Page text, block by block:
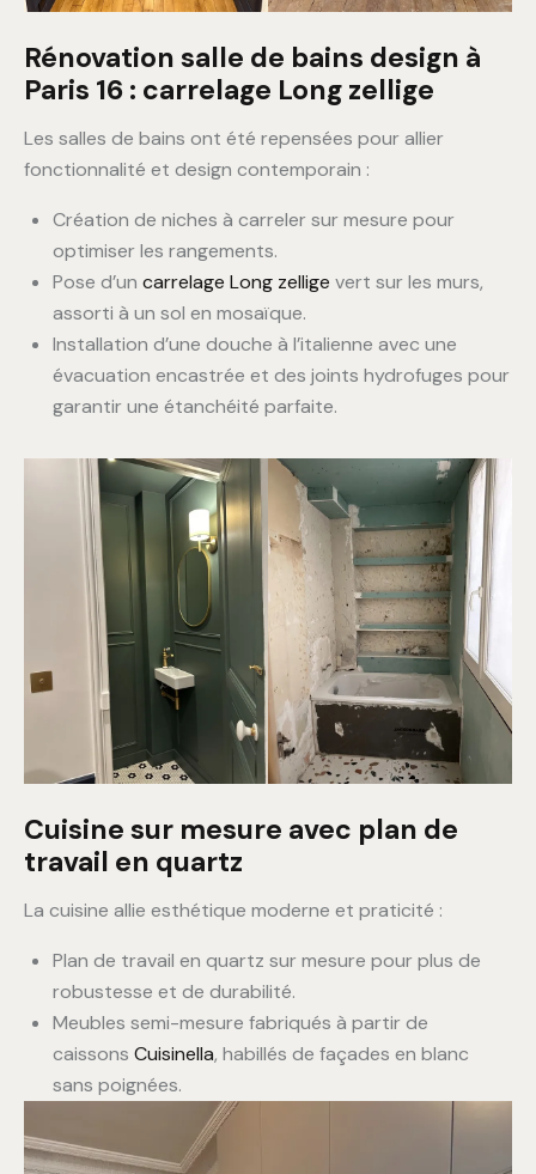
Rénovation salle de bains design à
Paris 16 : carrelage Long zellige
Les salles de bains ont été repensées pour allier
fonctionnalité et design contemporain :
Création de niches à carreler sur mesure pour
optimiser les rangements.
Pose d’un carrelage Long zellige vert sur les murs,
assorti à un sol en mosaïque.
Installation d’une douche à l’italienne avec une
évacuation encastrée et des joints hydrofuges pour
garantir une étanchéité parfaite.
Cuisine sur mesure avec plan de
travail en quartz
La cuisine allie esthétique moderne et praticité :
Plan de travail en quartz sur mesure pour plus de
robustesse et de durabilité.
Meubles semi-mesure fabriqués à partir de
caissons Cuisinella, habillés de façades en blanc
sans poignées.